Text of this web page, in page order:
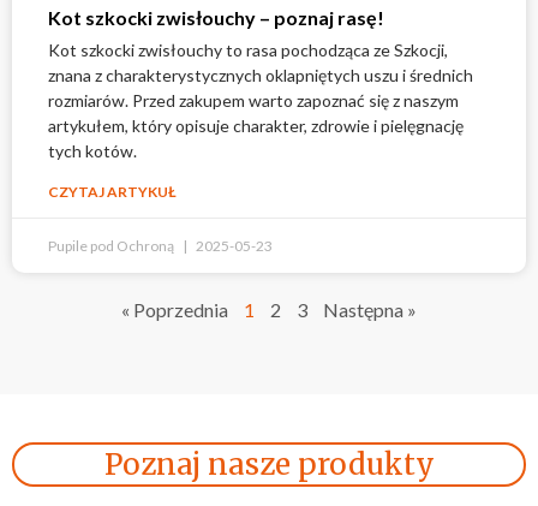
Kot szkocki zwisłouchy – poznaj rasę!
Kot szkocki zwisłouchy to rasa pochodząca ze Szkocji,
znana z charakterystycznych oklapniętych uszu i średnich
rozmiarów. Przed zakupem warto zapoznać się z naszym
artykułem, który opisuje charakter, zdrowie i pielęgnację
tych kotów.
CZYTAJ ARTYKUŁ
Pupile pod Ochroną 2025-05-23
« Poprzednia 1 2 3 Następna »
Poznaj nasze produkty